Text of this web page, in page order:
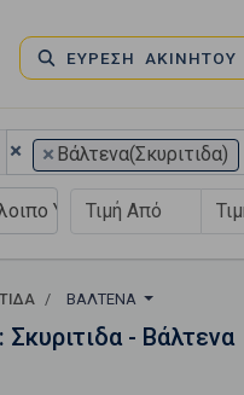
ΕΥΡΕΣΗ ΑΚΙΝΗΤΟΥ
× × Βάλτενα(Σκυριτιδα)
Υψούν/Αέρας
ΒΆΛΤΕΝΑ
- Βάλτενα